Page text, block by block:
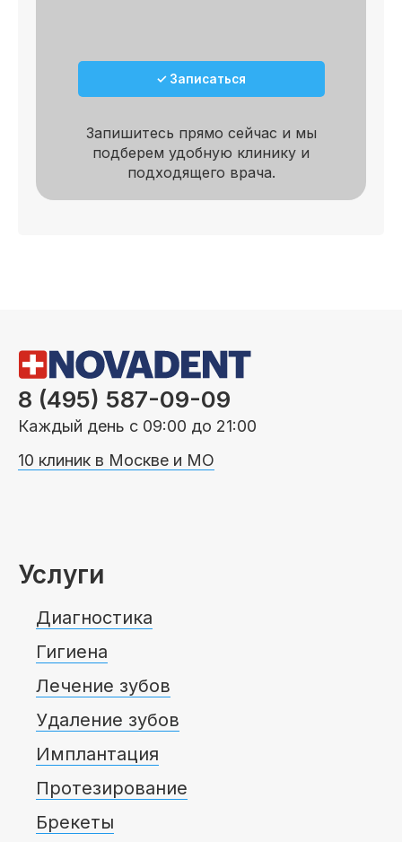
✓ Записаться
Запишитесь прямо сейчас и мы
подберем удобную клинику и
подходящего врача.
8 (495) 587-09-09
Каждый день с 09:00 до 21:00
10 клиник в Москве и МО
Услуги
Диагностика
Гигиена
Лечение зубов
Удаление зубов
Имплантация
Протезирование
Брекеты